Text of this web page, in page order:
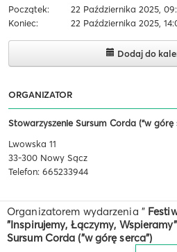
Początek:
22 Października 2025,
Koniec:
22 Października 2025,
Dodaj do
ORGANIZATOR
Stowarzyszenie Sursum Corda ("w górę
Lwowska 11
33-300 Nowy Sącz
Telefon: 665233944
Organizatorem wydarzenia "
"Inspirujemy, Łączymy, Wspieramy"
Sursum Corda ("w górę serca")